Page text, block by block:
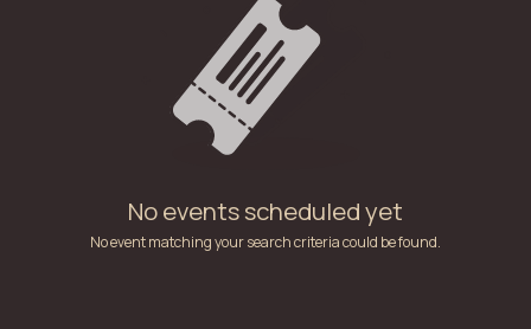
No events scheduled yet
No event matching your search criteria could be found.